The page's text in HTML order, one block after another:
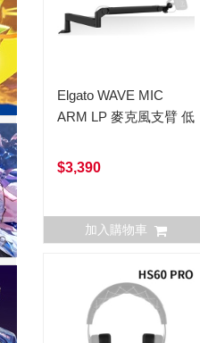
Elgato WAVE MIC
ARM LP 麥克風支臂 低
$3,390
加入購物車